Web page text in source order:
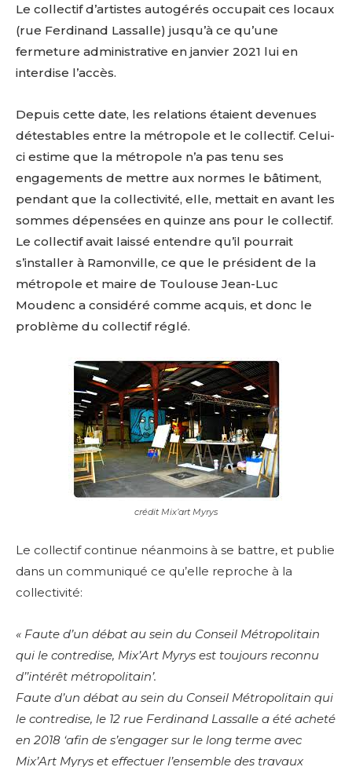
Le collectif d’artistes autogérés occupait ces locaux
(rue Ferdinand Lassalle) jusqu’à ce qu’une
fermeture administrative en janvier 2021 lui en
interdise l’accès.
Depuis cette date, les relations étaient devenues
détestables entre la métropole et le collectif. Celui-
ci estime que la métropole n’a pas tenu ses
engagements de mettre aux normes le bâtiment,
pendant que la collectivité, elle, mettait en avant les
sommes dépensées en quinze ans pour le collectif.
Le collectif avait laissé entendre qu’il pourrait
s’installer à Ramonville, ce que le président de la
métropole et maire de Toulouse Jean-Luc
Moudenc a considéré comme acquis, et donc le
problème du collectif réglé.
crédit Mix’art Myrys
Le collectif continue néanmoins à se battre, et publie
dans un communiqué ce qu’elle reproche à la
collectivité:
« Faute d’un débat au sein du Conseil Métropolitain
qui le contredise, Mix’Art Myrys est toujours reconnu
d’’intérêt métropolitain’.
Faute d’un débat au sein du Conseil Métropolitain qui
le contredise, le 12 rue Ferdinand Lassalle a été acheté
en 2018 ‘afin de s’engager sur le long terme avec
Mix’Art Myrys et effectuer l’ensemble des travaux